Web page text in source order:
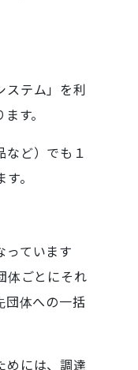
ステム」を利
す。
など）でも１
。
っています
体ごとにそれ
団体への一括
めには、調達